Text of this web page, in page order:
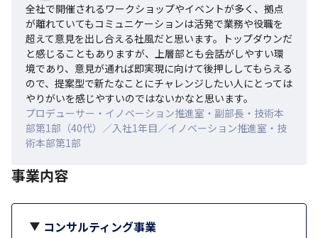
全社で開催されるワークショップやイベントが多く、拠点
が離れていてもコミュニケーションは活発で業務や役職を
超えて意見を出し合える社風だと思います。トップダウンだ
と感じることもありますが、上層部とも会話がしやすい環
境であり、意見が通れば即実現に向けて後押ししてもらえる
ので、提案型で新たなことにチャレンジしたい人にとっては
やりがいを感じやすいのではないかなと思います。
プロデューサー・イノベーション推進室・副部長・技術本
部第1部（40代）／入社1年目／イノベーション推進室・技
術本部第1部
事業内容
コンサルティング事業